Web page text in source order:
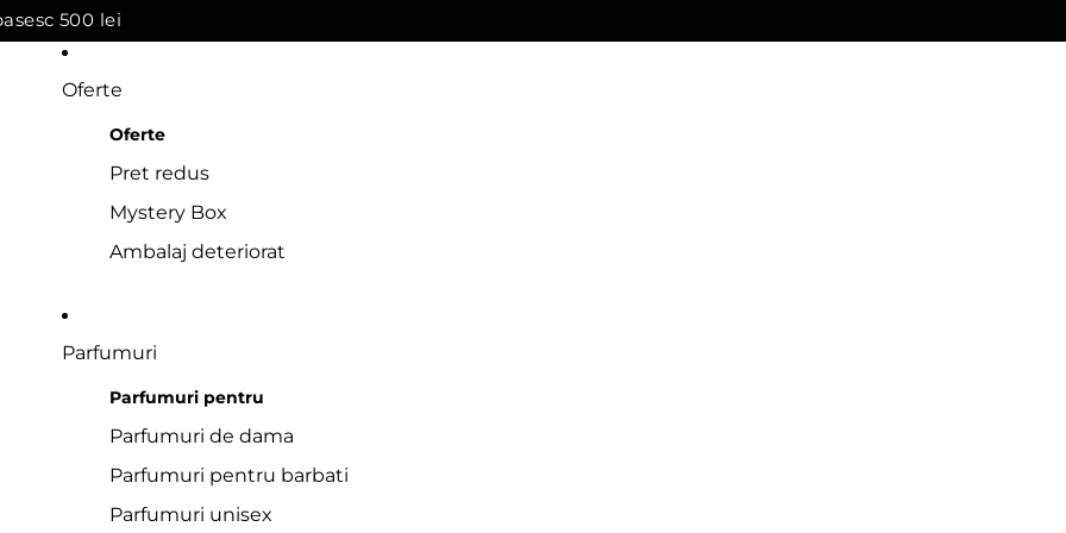
500 lei
Oferte
Oferte
Pret redus
Mystery Box
Ambalaj deteriorat
Parfumuri
Parfumuri pentru
Parfumuri de dama
Parfumuri pentru barbati
Parfumuri unisex